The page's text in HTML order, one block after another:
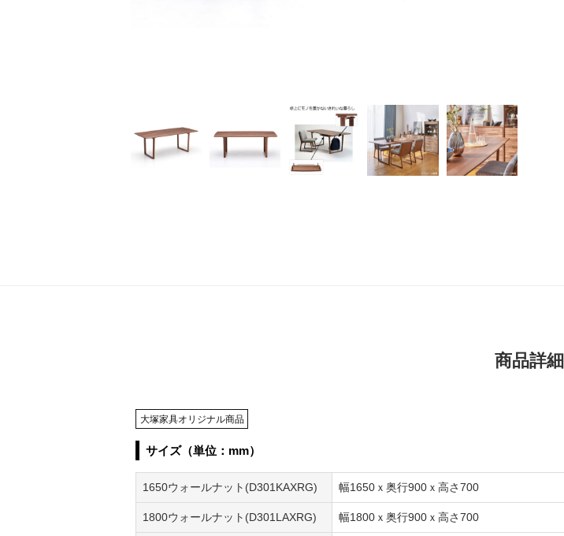
商品詳細
大塚家具オリジナル商品
サイズ（単位：mm）
1650ウォールナット(D301KAXRG) 幅1650ｘ奥行900ｘ高さ700
1800ウォールナット(D301LAXRG) 幅1800ｘ奥行900ｘ高さ700